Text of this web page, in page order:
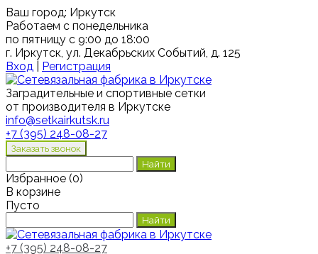
Ваш город: Иркутск
Работаем с понедельника
по пятницу с 9:00 до 18:00
г. Иркутск, ул. Декабрьских Событий, д. 125
Вход
Регистрация
Заградительные и спортивные сетки
от производителя в Иркутске
info@setkairkutsk.ru
+7 (395) 248-08-27
Избранное (0)
В корзине
Пусто
+7 (395) 248-08-27